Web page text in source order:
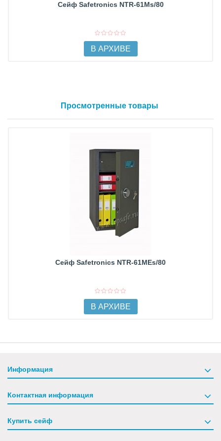
Сейф Safetronics NTR-61Ms/80
В АРХИВЕ
Просмотренные товары
Сейф Safetronics NTR-61MEs/80
В АРХИВЕ
Информация
Контактная информация
Купить сейф